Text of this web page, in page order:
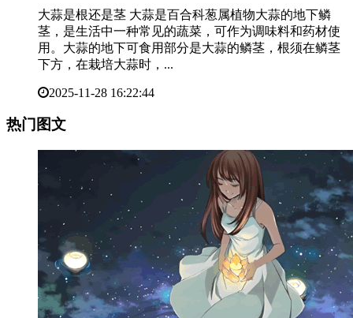
大蒜是根还是茎 大蒜是百合科葱属植物大蒜的地下鳞
茎，是生活中一种常见的蔬菜，可作为调味料和药材使
用。大蒜的地下可食用部分是大蒜的鳞茎，根须在鳞茎
下方，在栽培大蒜时，...
2025-11-28 16:22:44
热门图文